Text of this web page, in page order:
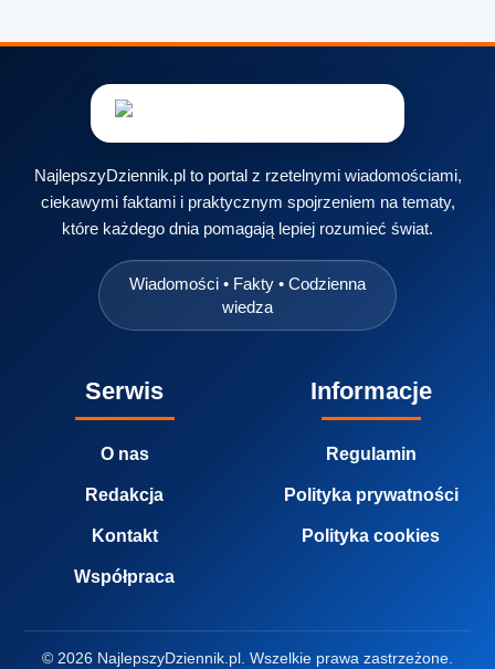
NajlepszyDziennik.pl to portal z rzetelnymi wiadomościami,
ciekawymi faktami i praktycznym spojrzeniem na tematy,
które każdego dnia pomagają lepiej rozumieć świat.
Wiadomości • Fakty • Codzienna
wiedza
Serwis
O nas
Redakcja
Kontakt
Współpraca
Informacje
Regulamin
Polityka prywatności
Polityka cookies
© 2026 NajlepszyDziennik.pl. Wszelkie prawa zastrzeżone.